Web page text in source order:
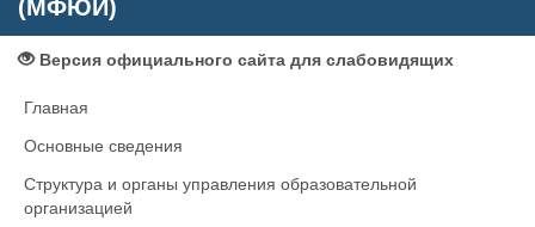
(МФЮИ)
Версия официального сайта для слабовидящих
Главная
Основные сведения
Структура и органы управления образовательной
организацией